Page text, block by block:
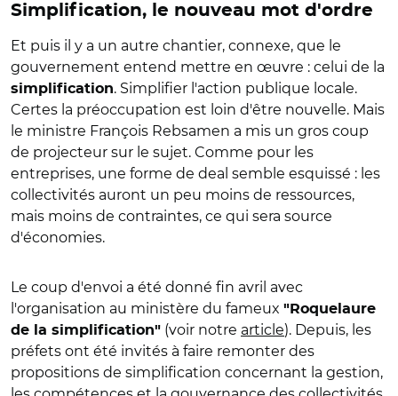
Simplification, le nouveau mot d'ordre
Et puis il y a un autre chantier, connexe, que le
gouvernement entend mettre en œuvre : celui de la
simplification. Simplifier l'action publique locale.
Certes la préoccupation est loin d'être nouvelle. Mais
le ministre François Rebsamen a mis un gros coup
de projecteur sur le sujet. Comme pour les
entreprises, une forme de deal semble esquissé : les
collectivités auront un peu moins de ressources,
mais moins de contraintes, ce qui sera source
d'économies.
Le coup d'envoi a été donné fin avril avec
l'organisation au ministère du fameux "Roquelaure
de la simplification" (voir notre article). Depuis, les
préfets ont été invités à faire remonter des
propositions de simplification concernant la gestion,